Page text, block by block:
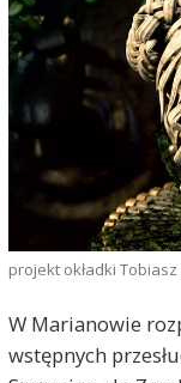
projekt okładki
W Marianowie
wstępnych